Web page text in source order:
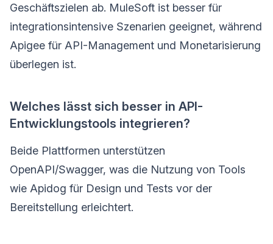
Geschäftszielen ab. MuleSoft ist besser für
integrationsintensive Szenarien geeignet, während
Apigee für API-Management und Monetarisierung
überlegen ist.
Welches lässt sich besser in API-
Entwicklungstools integrieren?
Beide Plattformen unterstützen
OpenAPI/Swagger, was die Nutzung von Tools
wie Apidog für Design und Tests vor der
Bereitstellung erleichtert.